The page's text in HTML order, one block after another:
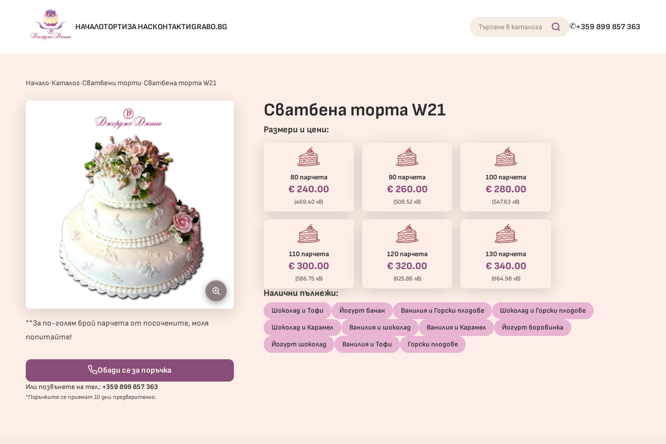
НАЧАЛОТОРТИЗА НАСКОНТАКТИGRABO.BG
Search
✆+359 899 857 363
Начало Каталог Сватбени торти Сватбена торта W21
**За по-голям брой парчета от посочените, моля
попитайте!
Обади се за поръчка
Или позвънете на тел.: +359 899 857 363
*Поръчките се приемат 10 дни предварително.
Сватбена торта W21
Размери и цени:
80 парчета
€ 240.00
(469.40 лв)
90 парчета
€ 260.00
(508.52 лв)
100 парчета
€ 280.00
(547.63 лв)
110 парчета
€ 300.00
(586.75 лв)
120 парчета
€ 320.00
(625.86 лв)
130 парчета
€ 340.00
(664.98 лв)
Налични пълнежи:
Шоколад и Тофи Йогурт банан Ванилия и Горски плодове
Шоколад и Горски плодове
Шоколад и Карамел
Ванилия и шоколад Ванилия и Карамел
Йогурт боровинка
Йогурт шоколад
Ванилия и Тофи Горски плодове